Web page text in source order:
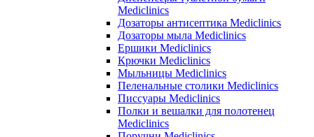
Mediclinics
Дозаторы антисептика Mediclinics
Дозаторы мыла Mediclinics
Ершики Mediclinics
Крючки Mediclinics
Мыльницы Mediclinics
Пеленальные столики Mediclinics
Писсуары Mediclinics
Полки и вешалки для полотенец
Mediclinics